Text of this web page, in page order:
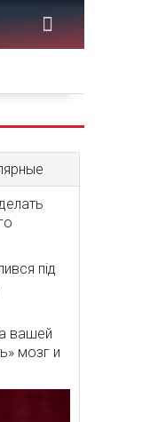
під
вашей
мозг и